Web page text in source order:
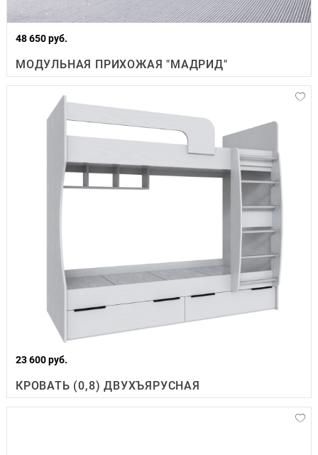
48 650 руб.
МОДУЛЬНАЯ ПРИХОЖАЯ "МАДРИД"
23 600 руб.
КРОВАТЬ (0,8) ДВУХЪЯРУСНАЯ